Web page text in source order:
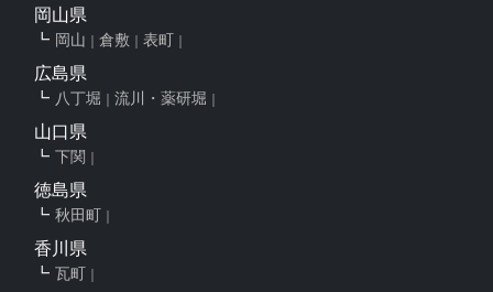
岡山県
岡山 倉敷 表町
広島県
八丁堀 流川・薬研堀
山口県
下関
徳島県
秋田町
香川県
瓦町